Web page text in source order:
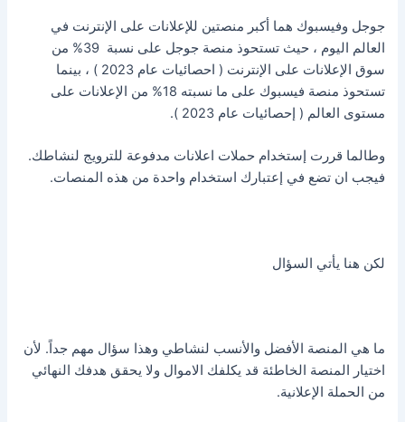
جوجل وفيسبوك هما أكبر منصتين للإعلانات على الإنترنت في
العالم اليوم ، حيث تستحوذ منصة جوجل على نسبة 39% من
سوق الإعلانات على الإنترنت ( احصائيات عام 2023 ) ، بينما
تستحوذ منصة فيسبوك على ما نسبته 18% من الإعلانات على
مستوى العالم ( إحصائيات عام 2023 ).
وطالما قررت إستخدام حملات اعلانات مدفوعة للترويج لنشاطك.
فيجب ان تضع في إعتبارك استخدام واحدة من هذه المنصات.
لكن هنا يأتي السؤال
ما هي المنصة الأفضل والأنسب لنشاطي وهذا سؤال مهم جداً. لأن
اختيار المنصة الخاطئة قد يكلفك الاموال ولا يحقق هدفك النهائي
من الحملة الإعلانية.